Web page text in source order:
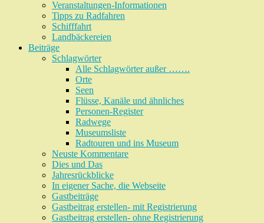
Veranstaltungen-Informationen
Tipps zu Radfahren
Schifffahrt
Landbäckereien
Beiträge
Schlagwörter
Alle Schlagwörter außer …….
Orte
Seen
Flüsse, Kanäle und ähnliches
Personen-Register
Radwege
Museumsliste
Radtouren und ins Museum
Neuste Kommentare
Dies und Das
Jahresrückblicke
In eigener Sache, die Webseite
Gastbeiträge
Gastbeitrag erstellen- mit Registrierung
Gastbeitrag erstellen- ohne Registrierung